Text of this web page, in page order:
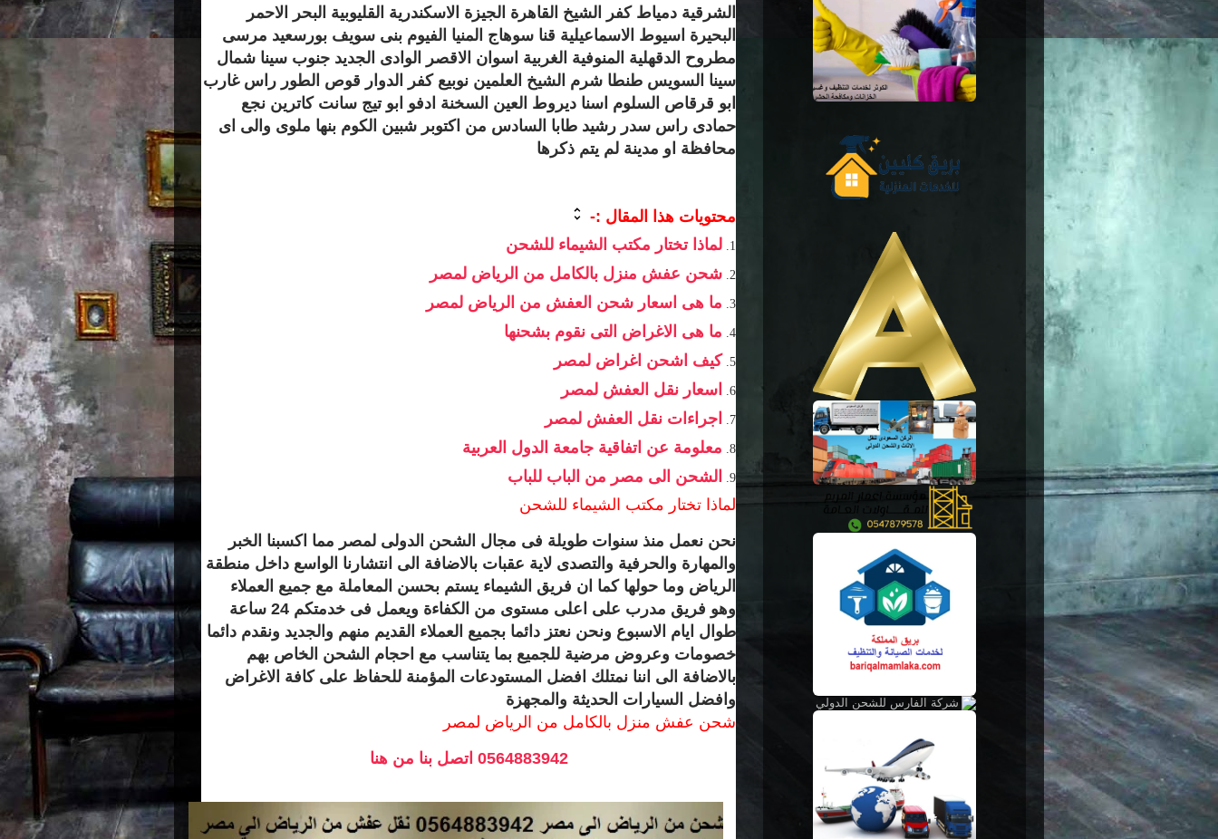
الشرقية دمياط كفر الشيخ القاهرة الجيزة الاسكندرية القليوبية البحر الاحمر
البحيرة اسيوط الاسماعيلية قنا سوهاج المنيا الفيوم بنى سويف بورسعيد مرسى
مطروح الدقهلية المنوفية الغربية اسوان الاقصر الوادى الجديد جنوب سينا شمال
سينا السويس طنطا شرم الشيخ العلمين نوبيع كفر الدوار قوص الطور راس غارب
ابو قرقاص السلوم اسنا ديروط العين السخنة ادفو ابو تيج سانت كاترين نجع
حمادى راس سدر رشيد طابا السادس من اكتوبر شبين الكوم بنها ملوى والى اى
محافظة او مدينة لم يتم ذكرها
محتويات هذا المقال :-
لماذا تختار مكتب الشيماء للشحن
شحن عفش منزل بالكامل من الرياض لمصر
ما هى اسعار شحن العفش من الرياض لمصر
ما هى الاغراض التى نقوم بشحنها
كيف اشحن اغراض لمصر
اسعار نقل العفش لمصر
اجراءات نقل العفش لمصر
معلومة عن اتفاقية جامعة الدول العربية
الشحن الى مصر من الباب للباب
لماذا تختار مكتب الشيماء للشحن
نحن نعمل منذ سنوات طويلة فى مجال الشحن الدولى لمصر مما اكسبنا الخبر
والمهارة والحرفية والتصدى لاية عقبات بالاضافة الى انتشارنا الواسع داخل منطقة
الرياض وما حولها كما ان فريق الشيماء يستم بحسن المعاملة مع جميع العملاء
وهو فريق مدرب على اعلى مستوى من الكفاءة ويعمل فى خدمتكم 24 ساعة
طوال ايام الاسبوع ونحن نعتز دائما بجميع العملاء القديم منهم والجديد ونقدم دائما
خصومات وعروض مرضية للجميع بما يتناسب مع احجام الشحن الخاص بهم
بالاضافة الى اننا نمتلك افضل المستودعات المؤمنة للحفاظ على كافة الاغراض
وافضل السيارات الحديثة والمجهزة
شحن عفش منزل بالكامل من الرياض لمصر
0564883942 اتصل بنا من هنا